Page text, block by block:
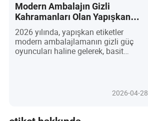
Modern Ambalajın Gizli
Kahramanları Olan Yapışkan
Etiketleri Ne Yapar?
2026 yılında, yapışkan etiketler
modern ambalajlamanın gizli güç
oyuncuları haline gelerek, basit
dönüşmüştür. E-ticaretteki artış ve
dostu malzemeler ve dijital baskı gibi
2026-04-28